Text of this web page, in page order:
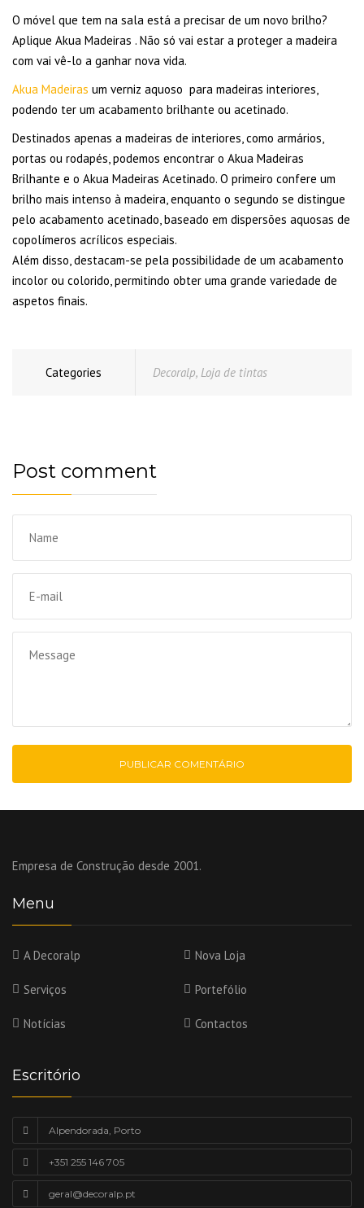
O móvel que tem na sala está a precisar de um novo brilho?
Aplique Akua Madeiras . Não só vai estar a proteger a madeira
com vai vê-lo a ganhar nova vida.
Akua Madeiras um verniz aquoso para madeiras interiores,
podendo ter um acabamento brilhante ou acetinado.
Destinados apenas a madeiras de interiores, como armários,
portas ou rodapés, podemos encontrar o Akua Madeiras
Brilhante e o Akua Madeiras Acetinado. O primeiro confere um
brilho mais intenso à madeira, enquanto o segundo se distingue
pelo acabamento acetinado, baseado em dispersões aquosas de
copolímeros acrílicos especiais.
Além disso, destacam-se pela possibilidade de um acabamento
incolor ou colorido, permitindo obter uma grande variedade de
aspetos finais.
Categories Decoralp, Loja de tintas
Post comment
Empresa de Construção desde 2001.
Menu
A Decoralp Nova Loja
Serviços Portefólio
Notícias Contactos
Escritório
Alpendorada, Porto
+351 255 146 705
geral@decoralp.pt